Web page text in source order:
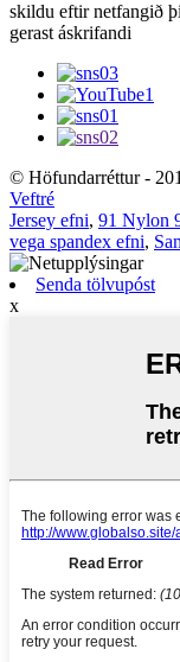
skildu eftir netfangið
gerast áskrifandi
© Höfundarréttur -
Veftré
Jersey efni, 91 Nylon
vega spandex efni,
Senda tölvupóst
x